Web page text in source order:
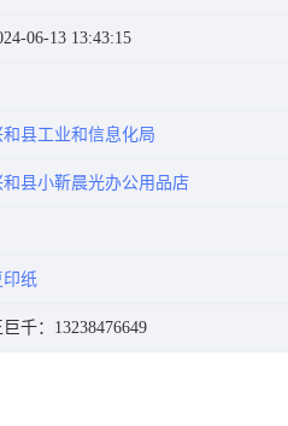
06-13 13:43:15
和县工业和信息化局
和县小靳晨光办公用品店
印纸
巨千：13238476649